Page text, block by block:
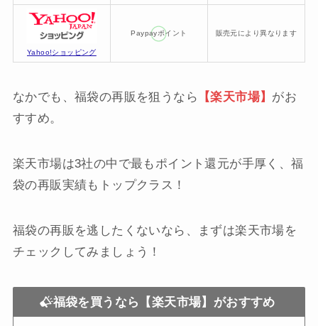
Yahoo!ショッピング
Paypayポイント 販売元により異なります
なかでも、福袋の再販を狙うなら 【楽天市場】 がお
すすめ。
楽天市場は3社の中で最もポイント還元が手厚く、福
袋の再販実績もトップクラス！
福袋の再販を逃したくないなら、まずは楽天市場を
チェックしてみましょう！
福袋を買うなら【楽天市場】がおすすめ